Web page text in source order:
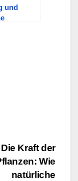
und
Die Kraft der
Wie
natürliche